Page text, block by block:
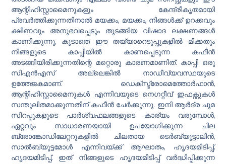
ആന്റിഹിസ്റ്റാമൈനുകളും കേന്ദ്രീകൃതമായി
പ്രവർത്തിക്കുന്നതിനാൽ മയക്കം, മയക്കം, നിങ്ങൾക്ക് ഉറക്കവും
ക്ഷീണവും അനുഭവപ്പെടും തുടങ്ങിയ വിഷാദ ലക്ഷണങ്ങൾ
കാണിക്കുന്നു, കൂടാതെ ഈ തയ്യാറെടുപ്പുകളിൽ മിക്കതും
നിങ്ങളുടെ കാപ്പിയിൽ കാണപ്പെടുന്ന കഫീൻ
അടങ്ങിയിരിക്കുന്നതിന്റെ മറ്റൊരു കാരണമാണിത്. കാപ്പി ഒരു
സിഎൻഎസ് അല്ലെങ്കിൽ നാഡീവ്യവസ്ഥയുടെ
ഉത്തേജകമാണ്. ഡെക്സ്ട്രോമെത്തോർഫാൻ,
ആന്റിഹിസ്റ്റാമൈനുകൾ എന്നിവയുടെ നെഗറ്റീവ് ഇഫക്റ്റുകൾ
സന്തുലിതമാക്കുന്നതിന് കഫീൻ ചേർക്കുന്നു. ഇനി ആർദ്ര ചുമ
സിറപ്പുകളുടെ പാർശ്വഫലങ്ങളുടെ കാര്യം വരുമ്പോൾ,
ഏറ്റവും സാധാരണയായി ഉപയോഗിക്കുന്ന ചില
ബ്രോങ്കോഡിലേറ്ററുകളിൽ ചിലതായ ടെർബ്യൂട്ടാലിൻ,
സാൽബ്യൂട്ടമോൾ എന്നിവയ്ക്ക് ആഘാതം, ഹൃദയമിടിപ്പ്,
ഹൃദയമിടിപ്പ്, ഇത് നിങ്ങളുടെ ഹൃദയമിടിപ്പ് വർദ്ധിപ്പിക്കുന്ന